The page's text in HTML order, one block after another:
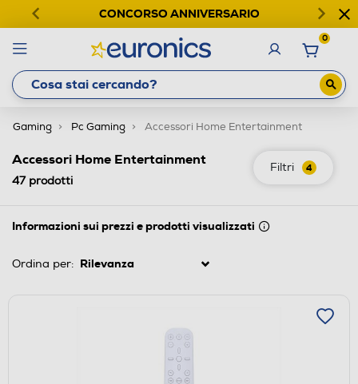
CONCORSO ANNIVERSARIO
0
Gaming Pc Gaming Accessori Home Entertainment
Filtri 4
Accessori Home Entertainment
47prodotti
Informazioni sui prezzi e prodotti visualizzati
Ordina per: